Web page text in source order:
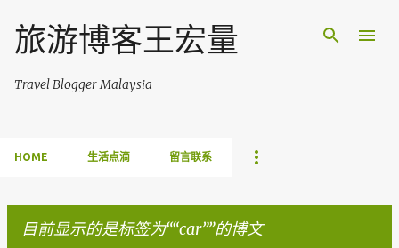
跳至主要内容
旅游博客王宏量
Travel Blogger Malaysia
HOME 生活点滴 留言联系
目前显示的是标签为“ car ”的博文